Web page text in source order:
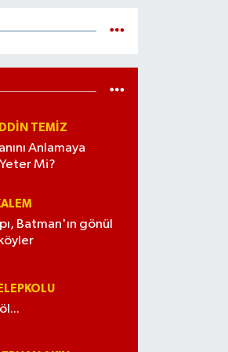
TEMIZ
Anlamaya
Mi?
Batman'ın gönül